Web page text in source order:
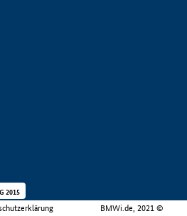
BMWi.de, 2021 ©
2015